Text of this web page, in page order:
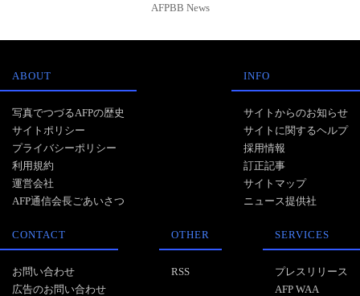
AFPBB News
ABOUT
写真でつづるAFPの歴史
サイトポリシー
プライバシーポリシー
利用規約
運営会社
AFP通信会長ごあいさつ
INFO
サイトからのお知らせ
サイトに関するヘルプ
採用情報
訂正記事
サイトマップ
ニュース提供社
CONTACT
お問い合わせ
広告のお問い合わせ
OTHER
RSS
SERVICES
プレスリリース
AFP WAA